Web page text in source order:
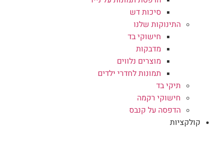
סיכות דש
התינוקות שלנו
חישוקי בד
מדבקות
מוצרים נלווים
תמונות לחדרי ילדים
תיקי בד
חישוקי רקמה
הדפסה על קנבס
קולקציות